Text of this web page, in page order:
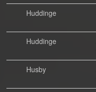
Huddinge
Huddinge
Husby